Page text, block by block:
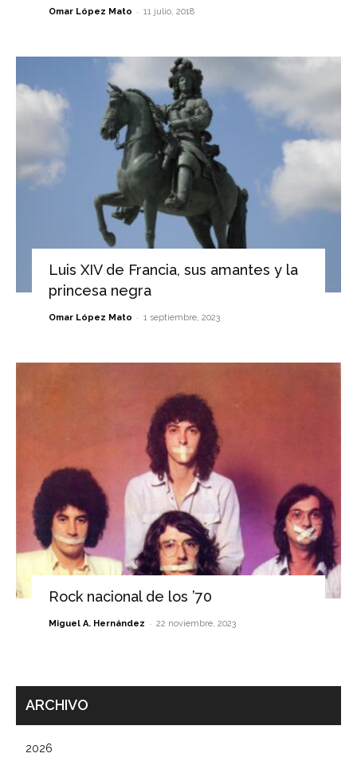
Omar López Mato - 11 julio, 2018
Luis XIV de Francia, sus amantes y la
princesa negra
Omar López Mato - 1 septiembre, 2023
Rock nacional de los ’70
Miguel A. Hernández - 22 noviembre, 2023
ARCHIVO
2026